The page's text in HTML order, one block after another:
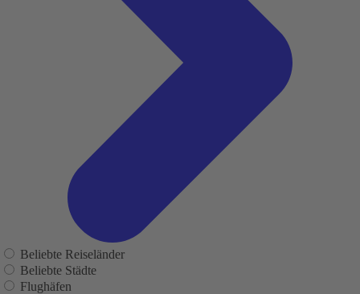
Beliebte Reiseländer
Beliebte Städte
Flughäfen